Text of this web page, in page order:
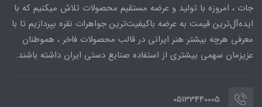
جات ، امروزه با تولید و عرضه مستقیم محصولات تلاش میکنیم که با
ایده‌آل‌ترین قیمت به عرضه باکیفیت‌ترین جواهرات نقره بپردازیم تا با
معرفی هرچه بیشتر هنر ایرانی در قالب محصولات فاخر ، هموطنان
عزیزمان سهمی بیشتری از استفاده صنایع دستی ایران داشته باشند.
05133440005